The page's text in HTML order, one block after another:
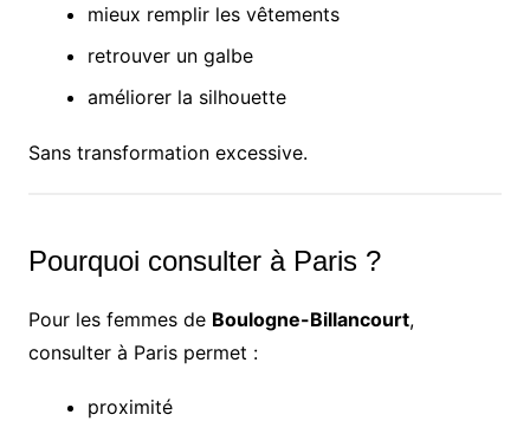
mieux remplir les vêtements
retrouver un galbe
améliorer la silhouette
Sans transformation excessive.
Pourquoi consulter à Paris ?
Pour les femmes de Boulogne-Billancourt,
consulter à Paris permet :
proximité